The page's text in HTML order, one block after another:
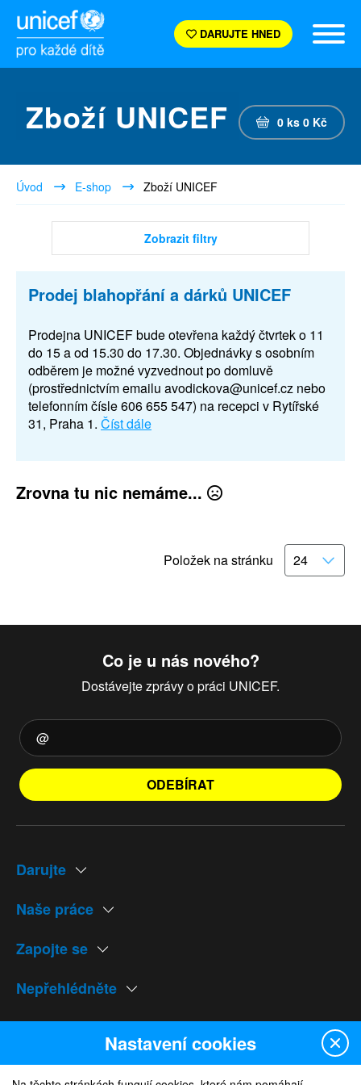
DARUJTE HNED
Zboží UNICEF 0 ks 0 Kč
Úvod E-shop Zboží UNICEF
Zobrazit filtry
Prodej blahopřání a dárků UNICEF
Prodejna UNICEF bude otevřena každý čtvrtek o 11
do 15 a od 15.30 do 17.30. Objednávky s osobním
odběrem je možné vyzvednout po domluvě
(prostřednictvím emailu avodickova@unicef.cz nebo
telefonním čísle 606 655 547) na recepci v Rytířské
31, Praha 1. Číst dále
Zrovna tu nic nemáme...
Položek na stránku
Co je u nás nového?
Dostávejte zprávy o práci UNICEF.
ODEBÍRAT
Darujte
Naše práce
Zapojte se
Nepřehlédněte
Naše weby
Nastavení cookies